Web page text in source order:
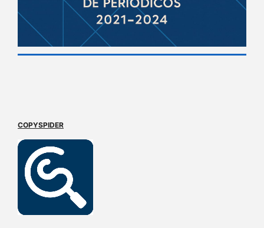
COPYSPIDER